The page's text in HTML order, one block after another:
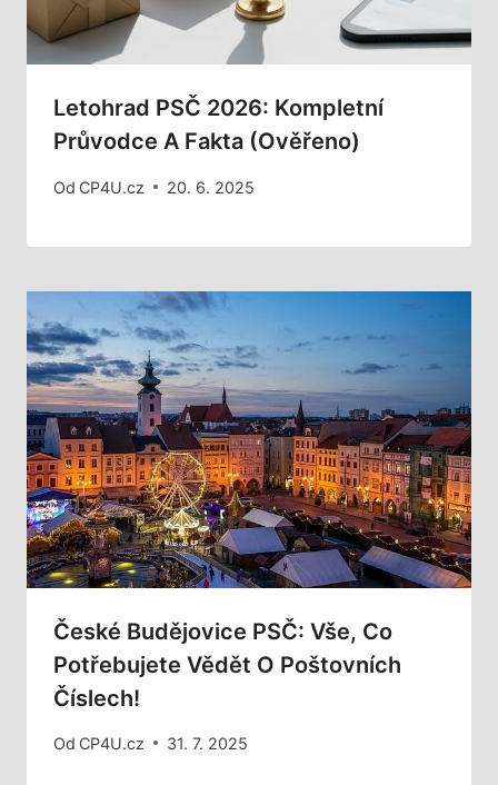
Letohrad PSČ 2026: Kompletní
Průvodce A Fakta (Ověřeno)
Od CP4U.cz 20. 6. 2025
České Budějovice PSČ: Vše, Co
Potřebujete Vědět O Poštovních
Číslech!
Od CP4U.cz 31. 7. 2025